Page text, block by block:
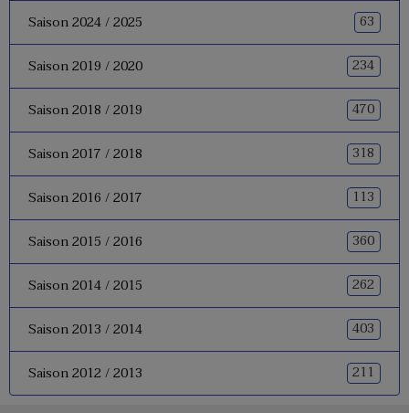
Saison 2024 / 2025 63
Saison 2019 / 2020 234
Saison 2018 / 2019 470
Saison 2017 / 2018 318
Saison 2016 / 2017 113
Saison 2015 / 2016 360
Saison 2014 / 2015 262
Saison 2013 / 2014 403
Saison 2012 / 2013 211